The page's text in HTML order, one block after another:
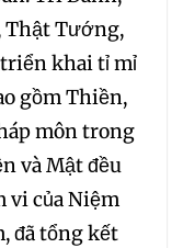
Thật Tướng,
khai tỉ mỉ
gồm Thiền,
môn trong
và Mật đều
vi của Niệm
đã tổng kết